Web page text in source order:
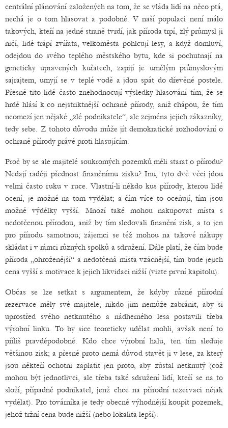
centrální plánování založených na tom, že se vláda lidí na něco ptá,
nechá je o tom hlasovat a podobně. V naší populaci není málo
takových, kteří na jedné straně tvrdí, jak příroda trpí, zlý průmysl ji
ničí, lidé trápí zvířata, velkoměsta pohlcují lesy, a když domluví,
odejdou do svého teplého městského bytu, kde si pochutnají na
geneticky upravených kuřatech, zapijí je umělým průmyslovým
sajrajtem, umyjí se v teplé vodě a jdou spát do dřevěné postele.
Přesně tito lidé často znehodnocují výsledky hlasování tím, že se
hrdě hlásí k co nejstriktnější ochraně přírody, aniž chápou, že tím
neomezí jen nějaké „zlé podnikatele“, ale zejména jejich zákazníky,
tedy sebe. Z tohoto důvodu může jít demokratické rozhodování o
ochraně přírody právě proti hlasujícím.
Proč by se ale majitelé soukromých pozemků měli starat o přírodu?
Nedají raději přednost finančnímu zisku? Inu, tyto dvě věci jdou
velmi často ruku v ruce. Vlastní-li někdo kus přírody, kterou lidé
ocení, je možné na tom vydělat; a čím více to oceňují, tím jsou
možné výdělky vyšší. Mnozí také mohou nakupovat místa s
nedotčenou přírodou, aniž by tím sledovali finanční zisk, a to jen
pro přírodu samotnou; zájemci se též mohou na takové nákupy
skládat i v rámci různých spolků a sdružení. Dále platí, že čím bude
příroda „ohroženější“ a nedotčená místa vzácnější, tím bude jejich
cena vyšší a motivace k jejich likvidaci nižší (vizte první kapitolu).
Občas se lze setkat s argumentem, že kdyby různé přírodní
rezervace měly své majitele, nikdo jim nemůže zabránit, aby si
uprostřed svého netknutého a nádherného lesa postavili třeba
výrobní linku. To by sice teoreticky udělat mohli, avšak není to
příliš pravděpodobné. Kdo chce výrobní halu, ten tím sleduje
většinou zisk; a přesně proto nemá důvod stavět ji v lese, za který
jsou někteří ochotni zaplatit jen proto, aby zůstal netknutý (což
mohou být jednotlivci, ale třeba také sdružení lidí, kteří se na to
složí, případně podnikatel, jenž chce na přírodní rezervaci nějak
vydělat). Pro továrníka je tedy obecně výhodnější koupit pozemek,
jehož tržní cena bude nižší (nebo lokalita lepší).